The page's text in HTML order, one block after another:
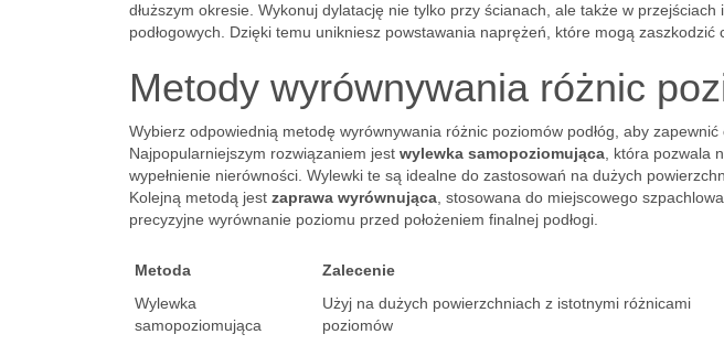
dłuższym okresie. Wykonuj dylatację nie tylko przy ścianach, ale także w
podłogowych. Dzięki temu unikniesz powstawania naprężeń, które mogą zaszkodzić
Metody wyrównywania różnic
Wybierz odpowiednią metodę wyrównywania różnic poziomów podłóg, aby zapewnić
Najpopularniejszym rozwiązaniem jest wylewka samopoziomująca , która pozwala
wypełnienie nierówności. Wylewki te są idealne do zastosowań na dużych
Kolejną metodą jest zaprawa wyrównująca , stosowana do miejscowego
precyzyjne wyrównanie poziomu przed położeniem finalnej podłogi.
Metoda Zalecenie
Wylewka
samopoziomująca
Użyj na dużych powierzchniach z istotnymi różnicami
poziomów